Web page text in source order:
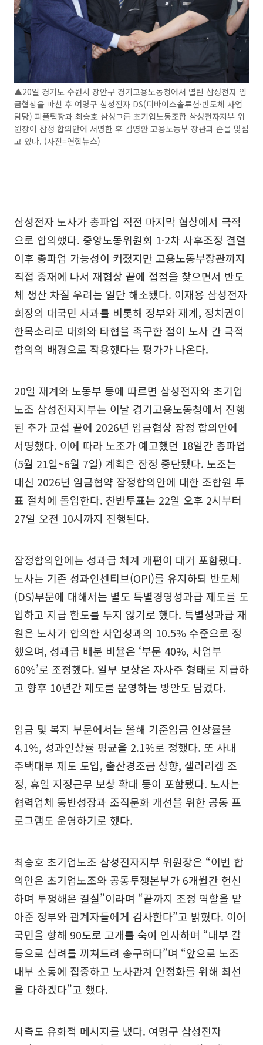
▲20일 경기도 수원시 장안구 경기고용노동청에서 열린 삼성전자 임
금협상을 마친 후 여명구 삼성전자 DS(디바이스솔루션·반도체 사업
담당) 피플팀장과 최승호 삼성그룹 초기업노동조합 삼성전자지부 위
원장이 잠정 합의안에 서명한 후 김영환 고용노동부 장관과 손을 맞잡
고 있다. (사진=연합뉴스)
삼성전자 노사가 총파업 직전 마지막 협상에서 극적
으로 합의했다. 중앙노동위원회 1·2차 사후조정 결렬
이후 총파업 가능성이 커졌지만 고용노동부장관까지
직접 중재에 나서 재협상 끝에 접점을 찾으면서 반도
체 생산 차질 우려는 일단 해소됐다. 이재용 삼성전자
회장의 대국민 사과를 비롯해 정부와 재계, 정치권이
한목소리로 대화와 타협을 촉구한 점이 노사 간 극적
합의의 배경으로 작용했다는 평가가 나온다.
20일 재계와 노동부 등에 따르면 삼성전자와 초기업
노조 삼성전자지부는 이날 경기고용노동청에서 진행
된 추가 교섭 끝에 2026년 임금협상 잠정 합의안에
서명했다. 이에 따라 노조가 예고했던 18일간 총파업
(5월 21일~6월 7일) 계획은 잠정 중단됐다. 노조는
대신 2026년 임금협약 잠정합의안에 대한 조합원 투
표 절차에 돌입한다. 찬반투표는 22일 오후 2시부터
27일 오전 10시까지 진행된다.
잠정합의안에는 성과급 체계 개편이 대거 포함됐다.
노사는 기존 성과인센티브(OPI)를 유지하되 반도체
(DS)부문에 대해서는 별도 특별경영성과급 제도를 도
입하고 지급 한도를 두지 않기로 했다. 특별성과급 재
원은 노사가 합의한 사업성과의 10.5% 수준으로 정
했으며, 성과급 배분 비율은 ‘부문 40%, 사업부
60%’로 조정했다. 일부 보상은 자사주 형태로 지급하
고 향후 10년간 제도를 운영하는 방안도 담겼다.
임금 및 복지 부문에서는 올해 기준임금 인상률을
4.1%, 성과인상률 평균을 2.1%로 정했다. 또 사내
주택대부 제도 도입, 출산경조금 상향, 샐러리캡 조
정, 휴일 지정근무 보상 확대 등이 포함됐다. 노사는
협력업체 동반성장과 조직문화 개선을 위한 공동 프
로그램도 운영하기로 했다.
최승호 초기업노조 삼성전자지부 위원장은 “이번 합
의안은 초기업노조와 공동투쟁본부가 6개월간 헌신
하며 투쟁해온 결실”이라며 “끝까지 조정 역할을 맡
아준 정부와 관계자들에게 감사한다”고 밝혔다. 이어
국민을 향해 90도로 고개를 숙여 인사하며 “내부 갈
등으로 심려를 끼쳐드려 송구하다”며 “앞으로 노조
내부 소통에 집중하고 노사관계 안정화를 위해 최선
을 다하겠다”고 했다.
사측도 유화적 메시지를 냈다. 여명구 삼성전자